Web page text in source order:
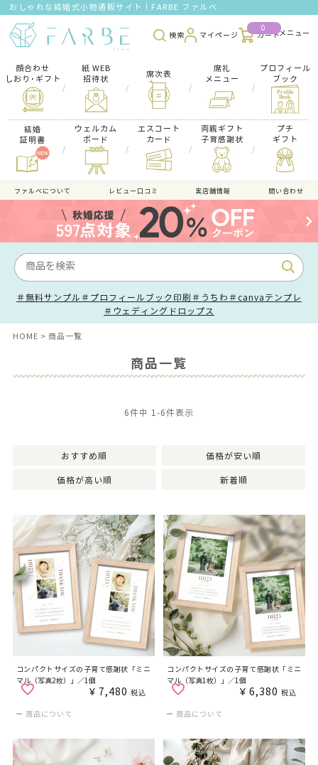
おしゃれな結婚式小物通販サイト｜FARBE ファルベ
検索 マイページ
0
カート
顔合わせ
しおり･ギフト
/
紙 WEB
招待状
/
席次表
/
席礼
メニュー
/
プロフィール
ブック
結婚
証明書
/
ウェルカム
ボード
/
エスコート
カード
/
両親ギフト
子育感謝状
/
プチ
ギフト
ファルべについて レビュー口コミ 実店舗情報 問い合わせ
＃無料サンプル ＃プロフィールブック印刷 ＃うちわ ＃canvaテンプレ
＃ウェディングドロップス
HOME 商品一覧
商品一覧
おすすめ順 価格が安い順
価格が高い順 新着順
6件中 1 -6件表示
コンパクトサイズの子育て感謝状「ミニ
マル（写真2枚）」／1個
¥ 7,480 税込
商品について
コンパクトサイズの子育て感謝状「ミニ
マル（写真1枚）」／1個
¥ 6,380 税込
商品について